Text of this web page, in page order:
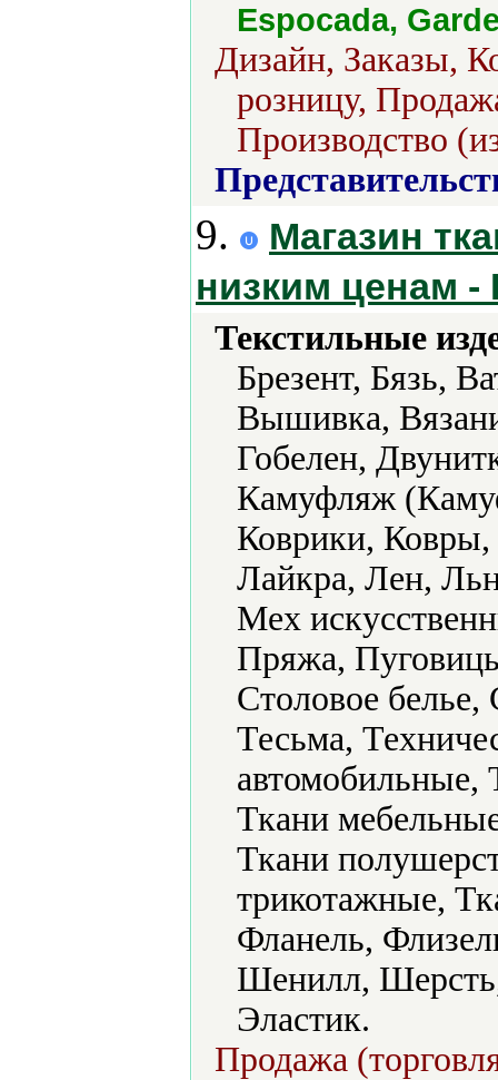
Espocada,
Дизайн, Заказы,
розницу,
Производство
9.
Магазин
низким ценам -
Текстильные
Брезент, Бязь,
Вышивка,
Гобелен,
Камуфляж
Коврики, Ковры,
Лайкра, Лен,
Мех
Пряжа,
Столовое
Тесьма,
автомобильные,
Ткани
Ткани
трикотажные,
Фланель,
Шенилл,
Эластик.
Продажа